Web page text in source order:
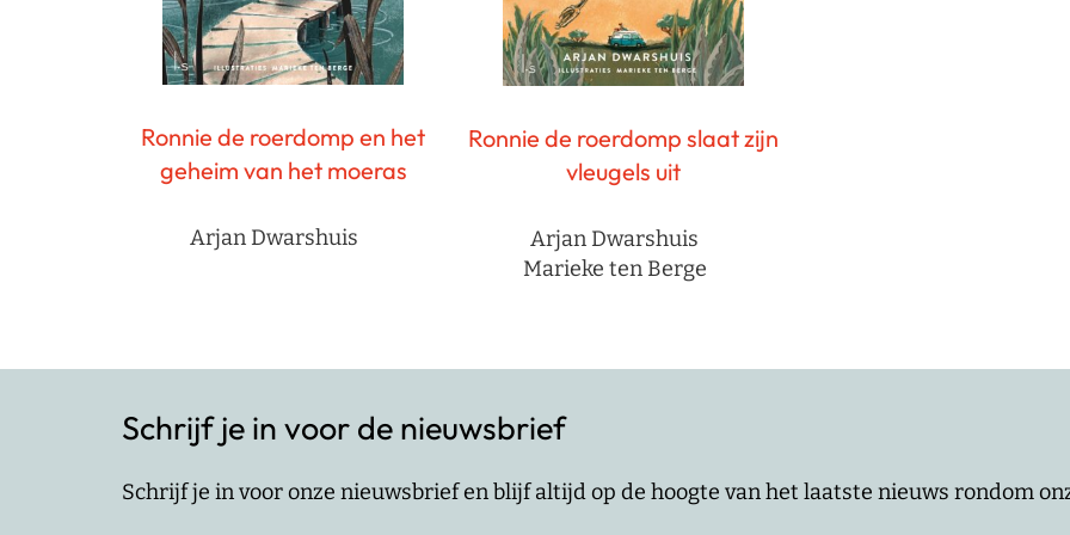
Ronnie de roerdomp en het
geheim van het moeras
Arjan Dwarshuis
Ronnie de roerdomp slaat zijn
vleugels uit
Arjan Dwarshuis
Marieke ten Berge
Schrijf je in voor de nieuwsbrief
Schrijf je in voor onze nieuwsbrief en blijf altijd op de hoogte van het laatste nieuws rondom